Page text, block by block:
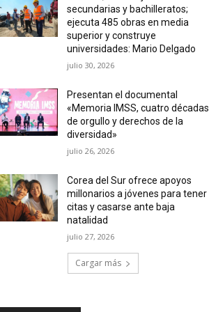
secundarias y bachilleratos;
ejecuta 485 obras en media
superior y construye
universidades: Mario Delgado
julio 30, 2026
Presentan el documental
«Memoria IMSS, cuatro décadas
de orgullo y derechos de la
diversidad»
julio 26, 2026
Corea del Sur ofrece apoyos
millonarios a jóvenes para tener
citas y casarse ante baja
natalidad
julio 27, 2026
Cargar más